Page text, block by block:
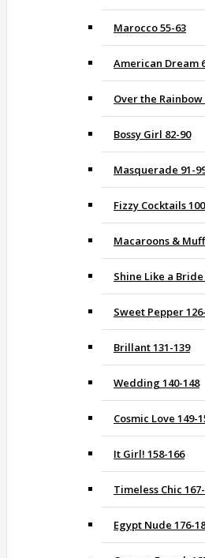
Marocco 55-63
American Dream
Over the Rainbow
Bossy Girl 82-90
Masquerade 91-
Fizzy Cocktails
Macaroons &
Shine Like a Bride
Sweet Pepper
Brillant 131-139
Wedding 140-148
Cosmic Love 149-
It Girl! 158-166
Timeless Chic
Egypt Nude 176-